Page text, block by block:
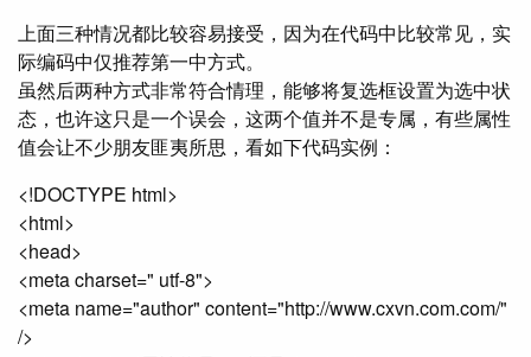
上面三种情况都比较容易接受，因为在代码中比较常见，实
际编码中仅推荐第一中方式。
虽然后两种方式非常符合情理，能够将复选框设置为选中状
态，也许这只是一个误会，这两个值并不是专属，有些属性
值会让不少朋友匪夷所思，看如下代码实例：
<!DOCTYPE html>
<html>
<head>
<meta charset=" utf-8">
<meta name="author" content="http://www.cxvn.com.com/"
/>